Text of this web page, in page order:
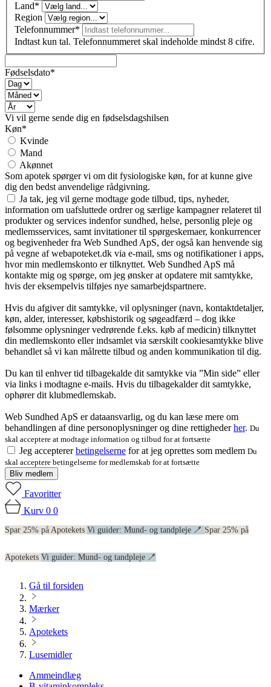
Land*
Region
Telefonnummer*
Indtast kun tal. Telefonnummeret skal indeholde mindst 8 cifre.
Fødselsdato*
Vi vil gerne sende dig en fødselsdagshilsen
Køn*
Kvinde
Mand
Akønnet
Som apotek spørger vi om dit fysiologiske køn, for at kunne give
dig den bedst anvendelige rådgivning.
Ja tak, jeg vil gerne modtage gode tilbud, tips, nyheder,
information om uafsluttede ordrer og særlige kampagner relateret til
produkter og services indenfor sundhed, helse, personlig pleje og
medlemsservices, samt invitationer til spørgeskemaer, konkurrencer
og begivenheder fra Web Sundhed ApS, der også kan henvende sig
på vegne af webapoteket.dk via e-mail, sms og notifikationer i apps,
hvor min medlemskonto er tilknyttet. Web Sundhed ApS må
kontakte mig og spørge, om jeg ønsker at opdatere mit samtykke,
hvis der eksempelvis tilføjes nye samarbejdspartnere.
Hvis du afgiver dit samtykke, vil oplysninger (navn, kontaktdetaljer,
køn, alder, interesser, købshistorik og søgeadfærd – dog ikke
følsomme oplysninger vedrørende f.eks. køb af medicin) tilknyttet
din medlemskonto eller indsamlet via særskilt cookiesamtykke blive
behandlet så vi kan målrette tilbud og anden kommunikation til dig.
Du kan til enhver tid tilbagekalde dit samtykke via ”Min side” eller
via links i modtagne e-mails. Hvis du tilbagekalder dit samtykke,
ophører dit klubmedlemskab.
Web Sundhed ApS er dataansvarlig, og du kan læse mere om
behandlingen af dine personoplysninger og dine rettighederher. Du
skal acceptere at modtage information og tilbud for at fortsætte
Jeg acceptererbetingelserne for at jeg oprettes som medlem Du
skal acceptere betingelserne for medlemskab for at fortsætte
Bliv medlem
Favoritter
Kurv 0 0
Spar 25% på Apotekets Vi guider: Mund- og tandpleje 🪥 Spar 25% på
Apotekets Vi guider: Mund- og tandpleje 🪥
Gå til forsiden
Mærker
Apotekets
Lusemidler
Ammeindlæg